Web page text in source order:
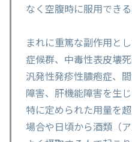
なく空腹時に服用できる
まれに重篤な副作用と
症候群、中毒性表皮壊
汎発性発疹性膿疱症、
障害、肝機能障害を生
特に定められた用量を
場合や日頃から酒類（